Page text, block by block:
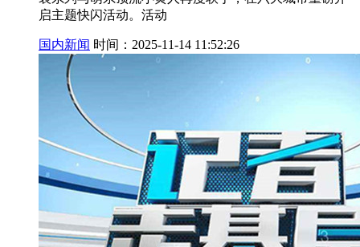
启主题快闪活动。活动
国内新闻 时间：2025-11-14 11:52:26